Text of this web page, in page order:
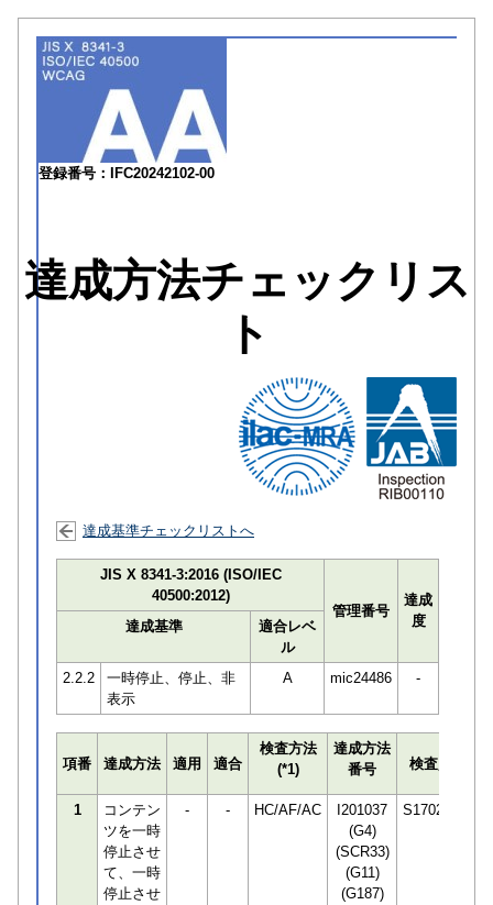
登録番号：IFC20242102-00
達成方法チェックリス
ト
達成基準チェックリストへ
JIS X 8341-3:2016 (ISO/IEC
40500:2012)
管理番号
達成
度
達成基準
適合レベ
ル
2.2.2
一時停止、停止、非
表示
A mic24486 -
項番 達成方法 適用 適合
検査方法
(*1)
達成方法
番号
検査員
1
コンテン
ツを一時
停止させ
て、一時
停止させ
- - HC/AF/AC
I201037
(G4)
(SCR33)
(G11)
(G187)
S170294